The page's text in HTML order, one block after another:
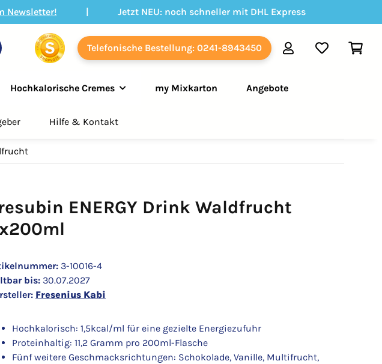
Newsletter! | Jetzt NEU: noch schneller mit DHL Express
Telefonische Bestellung: 0241-8943450
Hochkalorische Cremes my Mixkarton Angebote
Hilfe & Kontakt
ENERGY Drink Waldfrucht
3-10016-4
bis: 30.07.2027
Fresenius Kabi
Hochkalorisch: 1,5kcal/ml für eine gezielte Energiezufuhr
Proteinhaltig: 11,2 Gramm pro 200ml-Flasche
Fünf weitere Geschmacksrichtungen: Schokolade, Vanille, Multifrucht,